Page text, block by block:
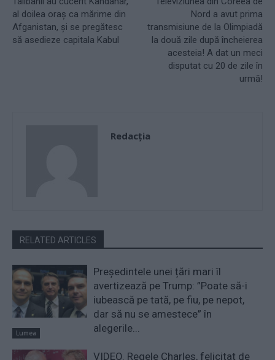
al doilea oraș ca mărime din
Afganistan, și se pregătesc
să asedieze capitala Kabul
Nord a avut prima
transmisiune de la Olimpiadă
la două zile după încheierea
acesteia! A dat un meci
disputat cu 20 de zile în
urmă!
Redacţia
RELATED ARTICLES
Lumea
Președintele unei țări mari îl
avertizează pe Trump: ”Poate să-i
iubească pe tată, pe fiu, pe nepot,
dar să nu se amestece” în
alegerile...
VIDEO. Regele Charles, felicitat de